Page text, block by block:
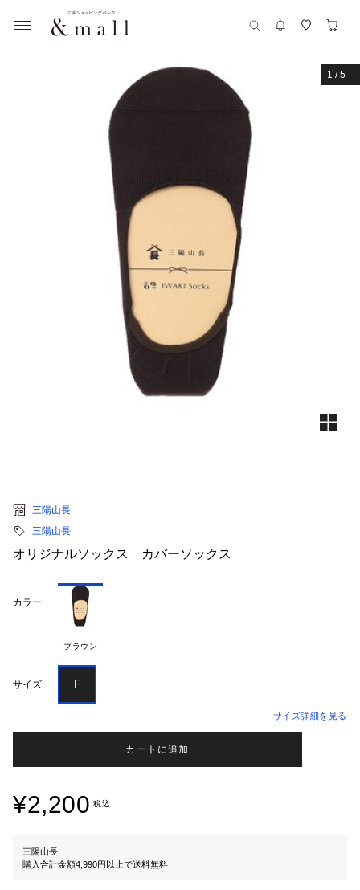
1 /5
三陽山長
三陽山長
オリジナルソックス カバーソックス
カラー
ブラウン
サイズ F
サイズ詳細を見る
カートに追加
¥2,200 税込
三陽山長
購入合計金額4,990円以上で送料無料